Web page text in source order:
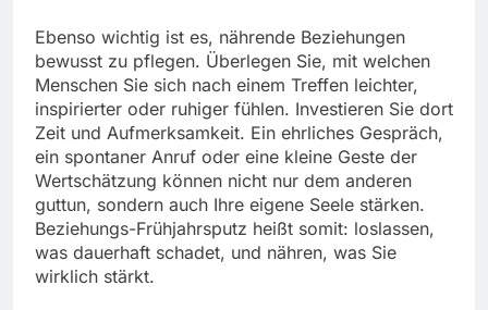
Ebenso wichtig ist es, nährende Beziehungen
bewusst zu pflegen. Überlegen Sie, mit welchen
Menschen Sie sich nach einem Treffen leichter,
inspirierter oder ruhiger fühlen. Investieren Sie dort
Zeit und Aufmerksamkeit. Ein ehrliches Gespräch,
ein spontaner Anruf oder eine kleine Geste der
Wertschätzung können nicht nur dem anderen
guttun, sondern auch Ihre eigene Seele stärken.
Beziehungs-Frühjahrsputz heißt somit: loslassen,
was dauerhaft schadet, und nähren, was Sie
wirklich stärkt.